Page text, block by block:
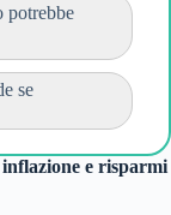
potrebbe
se
e risparmi